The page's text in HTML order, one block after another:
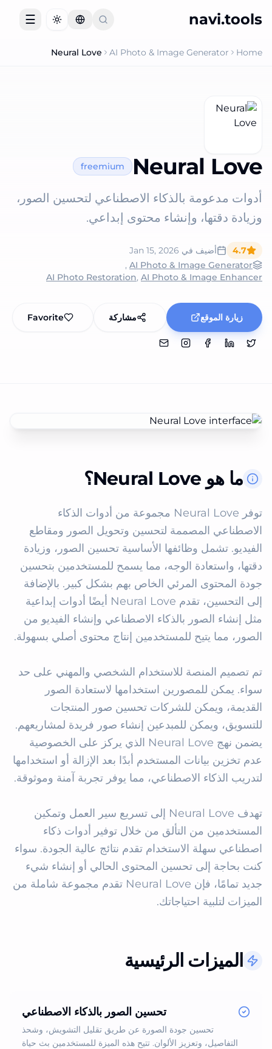
navi.tools
theme
☰
Home
AI Photo & Image Generator
Neural Love
Neural Love
freemium
أدوات مدعومة بالذكاء الاصطناعي لتحسين الصور،
وزيادة دقتها، وإنشاء محتوى إبداعي.
4.7 أضيف في Jan 15, 2026
AI Photo & Image Generator
,
AI Photo & Image Enhancer
,
AI Photo Restoration
زيارة الموقع مشاركة Favorite
ما هو Neural Love؟
الميزات لتلبية احتياجاتك.
الميزات الرئيسية
تحسين الصور بالذكاء الاصطناعي
تحسين جودة الصورة عن طريق تقليل التشويش، وشحذ
التفاصيل، وتعزيز الألوان. تتيح هذه الميزة للمستخدمين بث حياة